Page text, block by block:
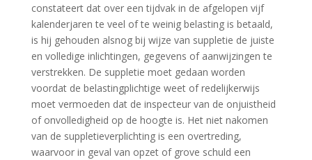
constateert dat over een tijdvak in de afgelopen vijf
kalenderjaren te veel of te weinig belasting is betaald,
is hij gehouden alsnog bij wijze van suppletie de juiste
en volledige inlichtingen, gegevens of aanwijzingen te
verstrekken. De suppletie moet gedaan worden
voordat de belastingplichtige weet of redelijkerwijs
moet vermoeden dat de inspecteur van de onjuistheid
of onvolledigheid op de hoogte is. Het niet nakomen
van de suppletieverplichting is een overtreding,
waarvoor in geval van opzet of grove schuld een